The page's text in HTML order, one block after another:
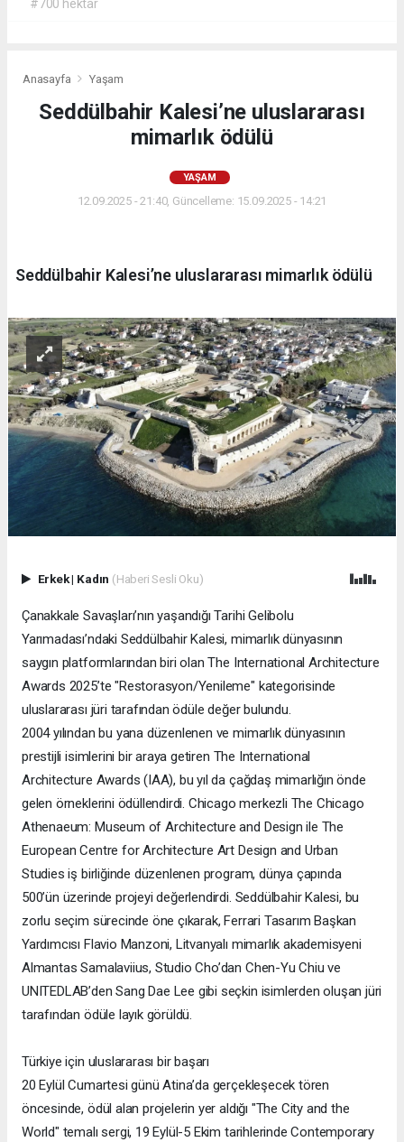
#700 hektar
Anasayfa Yaşam
Seddülbahir Kalesi’ne uluslararası
mimarlık ödülü
YAŞAM
12.09.2025 - 21:40, Güncelleme: 15.09.2025 - 14:21
Seddülbahir Kalesi’ne uluslararası mimarlık ödülü
Erkek| Kadın (Haberi Sesli Oku)
Çanakkale Savaşları’nın yaşandığı Tarihi Gelibolu
Yarımadası’ndaki Seddülbahir Kalesi, mimarlık dünyasının
saygın platformlarından biri olan The International Architecture
Awards 2025’te "Restorasyon/Yenileme" kategorisinde
uluslararası jüri tarafından ödüle değer bulundu.
2004 yılından bu yana düzenlenen ve mimarlık dünyasının
prestijli isimlerini bir araya getiren The International
Architecture Awards (IAA), bu yıl da çağdaş mimarlığın önde
gelen örneklerini ödüllendirdi. Chicago merkezli The Chicago
Athenaeum: Museum of Architecture and Design ile The
European Centre for Architecture Art Design and Urban
Studies iş birliğinde düzenlenen program, dünya çapında
500’ün üzerinde projeyi değerlendirdi. Seddülbahir Kalesi, bu
zorlu seçim sürecinde öne çıkarak, Ferrari Tasarım Başkan
Yardımcısı Flavio Manzoni, Litvanyalı mimarlık akademisyeni
Almantas Samalaviius, Studio Cho’dan Chen-Yu Chiu ve
UNITEDLAB’den Sang Dae Lee gibi seçkin isimlerden oluşan jüri
tarafından ödüle layık görüldü.
Türkiye için uluslararası bir başarı
20 Eylül Cumartesi günü Atina’da gerçekleşecek tören
öncesinde, ödül alan projelerin yer aldığı "The City and the
World" temalı sergi, 19 Eylül-5 Ekim tarihlerinde Contemporary